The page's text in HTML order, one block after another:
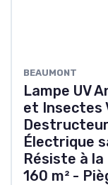
BEAUMONT
Lampe UV
et Insectes
Électrique
Résiste à la
160 m² -